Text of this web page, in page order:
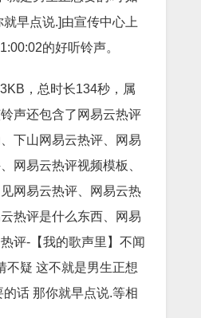
早点说.]由宣传中心上
的好听铃声。
，总时长134秒，属
声还包含了网易云热评
下山网易云热评、网易
网易云热评视频模板、
网易云热评、网易云热
热评是什么东西、网易
评-【我的歌声里】不闻
不疑 这不就是男生正想
话 那你就早点说.等相